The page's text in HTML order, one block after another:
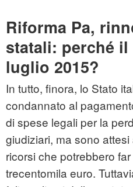
Riforma Pa,
statali: perché
luglio 2015?
In tutto, finora, lo Stato
condannato al
di spese legali per la
giudiziari, ma sono
ricorsi che potrebbero
trecentomila euro.